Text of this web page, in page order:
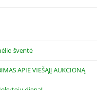
šventė
APIE VIEŠĄJĮ AUKCIONĄ